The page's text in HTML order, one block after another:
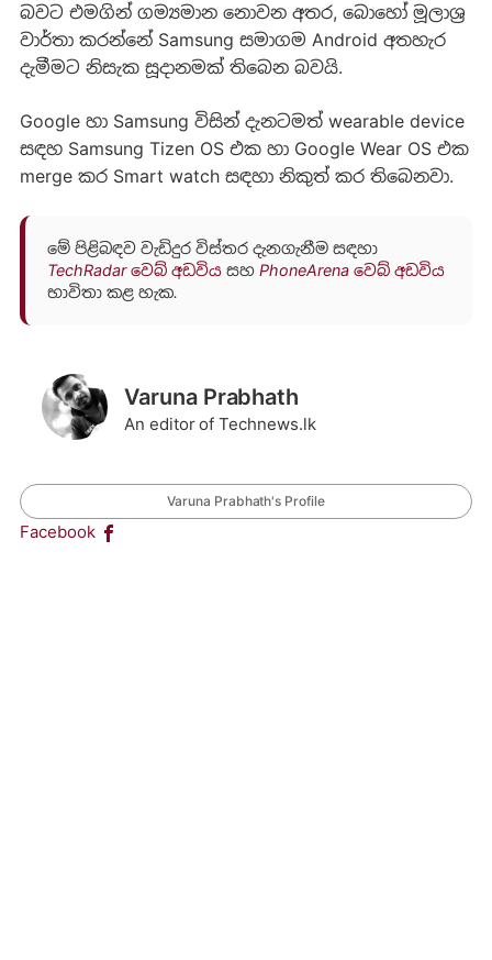
බවට එමගින් ගම්‍යමාන නොවන අතර, බොහෝ මූලාශ්‍ර
වාර්තා කරන්නේ Samsung සමාගම Android අතහැර
දැමීමට නිසැක සූදානමක් තිබෙන බවයි.
Google හා Samsung විසින් දැනටමත් wearable device
සඳහ Samsung Tizen OS එක හා Google Wear OS එක
merge කර Smart watch සඳහා නිකුත් කර තිබෙනවා.
මේ පිළිබඳව වැඩිදුර විස්තර දැනගැනීම සඳහා
TechRadar වෙබ් අඩවියසහ PhoneArena වෙබ් අඩවිය
භාවිතා කළ හැක.
Varuna Prabhath
An editor of Technews.lk
Varuna Prabhath's Profile
Facebook